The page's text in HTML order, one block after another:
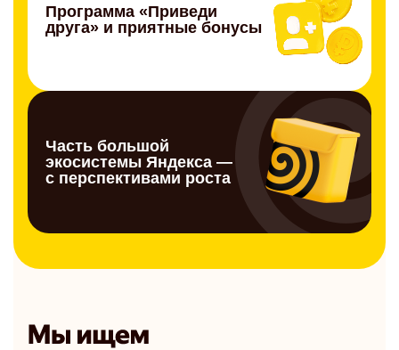
Программа «Приведи
друга» и приятные бонусы
Часть большой
экосистемы Яндекса —
с перспективами роста